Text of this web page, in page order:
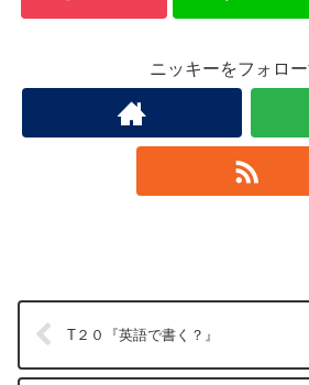
ニッキーをフォロ
T２０『英語で書く？』